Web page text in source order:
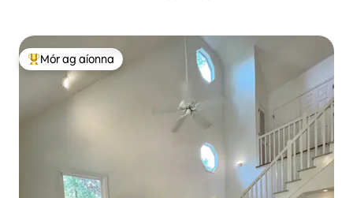
An-mhór ag aíonna
Mór ag aíonna